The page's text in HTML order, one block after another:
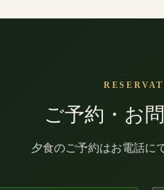
ご予約・お
夕食のご予約はお電話に